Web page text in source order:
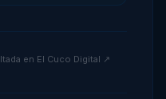
en El Cuco Digital ↗